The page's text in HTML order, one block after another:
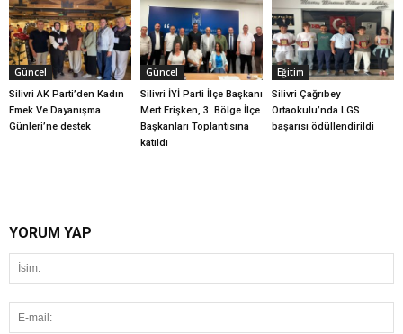
Güncel
Silivri AK Parti’den Kadın
Emek Ve Dayanışma
Günleri’ne destek
Güncel
Silivri İYİ Parti İlçe Başkanı
Mert Erişken, 3. Bölge İlçe
Başkanları Toplantısına
katıldı
Eğitim
Silivri Çağrıbey
Ortaokulu’nda LGS
başarısı ödüllendirildi
YORUM YAP